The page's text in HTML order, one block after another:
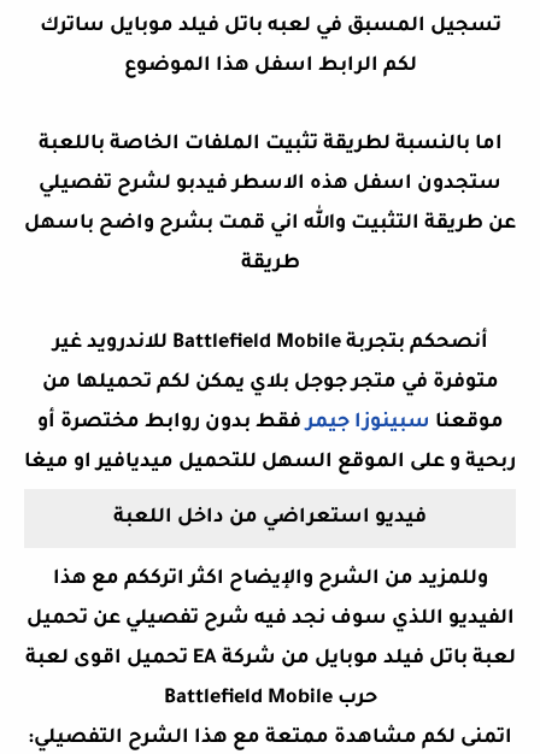
تسجيل المسبق في لعبه باتل فيلد موبايل ساترك
لكم الرابط اسفل هذا الموضوع
اما بالنسبة لطريقة تثبيت الملفات الخاصة باللعبة
ستجدون اسفل هذه الاسطر فيدبو لشرح تفصيلي
عن طريقة التثبيت والله اني قمت بشرح واضح باسهل
طريقة
أنصحكم بتجربة Battlefield Mobile للاندرويد غير
متوفرة في متجر جوجل بلاي يمكن لكم تحميلها من
موقعنا سبينوزا جيمرفقط بدون روابط مختصرة أو
ربحية و على الموقع السهل للتحميل ميديافير او ميغا
فيديو استعراضي من داخل اللعبة
وللمزيد من الشرح والإيضاح اكثر اترككم مع هذا
الفيديو اللذي سوف نجد فيه شرح تفصيلي عن تحميل
لعبة باتل فيلد موبايل من شركة EA تحميل اقوى لعبة
حرب Battlefield Mobile
اتمنى لكم مشاهدة ممتعة مع هذا الشرح التفصيلي: